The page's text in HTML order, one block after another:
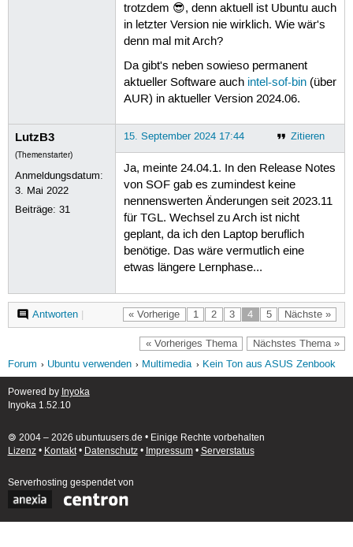
trotzdem 😎, denn aktuell ist Ubuntu auch
in letzter Version nie wirklich. Wie wär's
denn mal mit Arch?
Da gibt's neben sowieso permanent
aktueller Software auch intel-sof-bin(über
AUR) in aktueller Version 2024.06.
LutzB3
(Themenstarter)
Anmeldungsdatum:
3. Mai 2022
Beiträge:31
Zitieren
15. September 2024 17:44
Ja, meinte 24.04.1. In den Release Notes
von SOF gab es zumindest keine
nennenswerten Änderungen seit 2023.11
für TGL. Wechsel zu Arch ist nicht
geplant, da ich den Laptop beruflich
benötige. Das wäre vermutlich eine
etwas längere Lernphase...
« Vorherige 1 2 3 4 5 Nächste »
Antworten|
« Vorheriges Thema Nächstes Thema »
Forum Ubuntu verwenden Multimedia Kein Ton aus ASUS Zenbook
Powered by Inyoka
Inyoka 1.52.10
🄯 2004 – 2026 ubuntuusers.de • Einige Rechte vorbehalten
Lizenz• Kontakt• Datenschutz• Impressum• Serverstatus
Serverhosting gespendet von